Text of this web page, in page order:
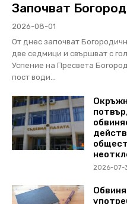
Започват
2026-08-01
От днес започват
две седмици и свършват с
Успение на Пресвета
пост води...
2026-07-